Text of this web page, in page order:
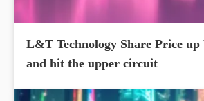
L&T Technology Share Price
and hit the upper circuit